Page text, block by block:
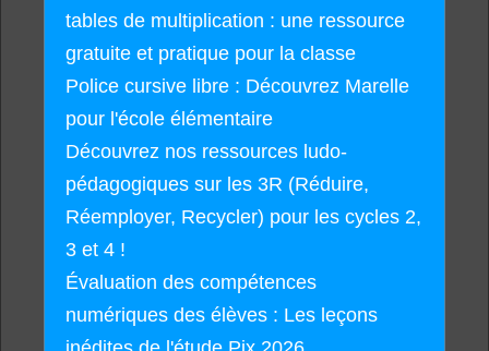
tables de multiplication : une ressource
gratuite et pratique pour la classe
Police cursive libre : Découvrez Marelle
pour l'école élémentaire
Découvrez nos ressources ludo-
pédagogiques sur les 3R (Réduire,
Réemployer, Recycler) pour les cycles 2,
3 et 4 !
Évaluation des compétences
numériques des élèves : Les leçons